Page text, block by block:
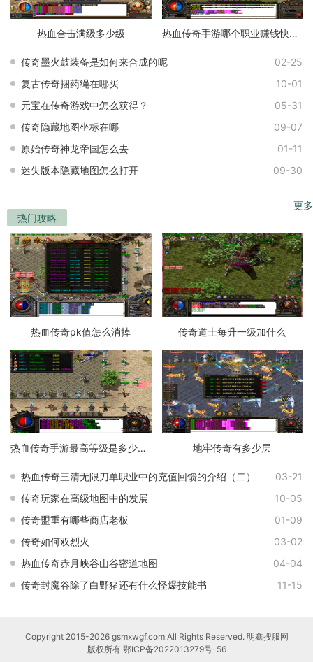
热血合击满级多少级 热血传奇手游哪个职业赚钱快一点
传奇墨火鼓装备是如何来合成的呢
02-25
复古传奇捆药绳在哪买
10-01
元宝在传奇游戏中怎么获得？
05-31
传奇隐藏地图坐标在哪
09-07
原始传奇神龙帝国怎么去
01-11
迷失版本隐藏地图怎么打开
09-30
热门攻略
更多
热血传奇pk值怎么消掉 传奇道士每升一级加什么
热血传奇手游最高等级是多少级的 地牢传奇有多少层
热血传奇三清无限刀单职业中的充值回馈的介绍（二）
03-21
传奇玩家在高级地图中的发展
10-05
传奇盟重有哪些商店老板
01-09
传奇如何双烈火
03-02
热血传奇赤月峡谷山谷密道地图
04-04
传奇封魔谷除了白野猪还有什么怪爆技能书
11-15
Copyright 2015-2026 gsmxwgf.com All Rights Reserved. 明鑫搜服网
版权所有 鄂ICP备2022013279号-56